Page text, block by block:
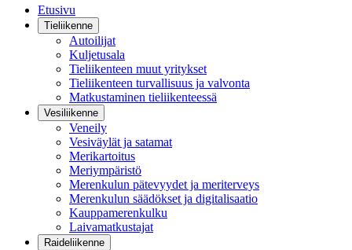
Etusivu
Tieliikenne
Autoilijat
Kuljetusala
Tieliikenteen muut yritykset
Tieliikenteen turvallisuus ja valvonta
Matkustaminen tieliikenteessä
Vesiliikenne
Veneily
Vesiväylät ja satamat
Merikartoitus
Meriympäristö
Merenkulun pätevyydet ja meriterveys
Merenkulun säädökset ja digitalisaatio
Kauppamerenkulku
Laivamatkustajat
Raideliikenne